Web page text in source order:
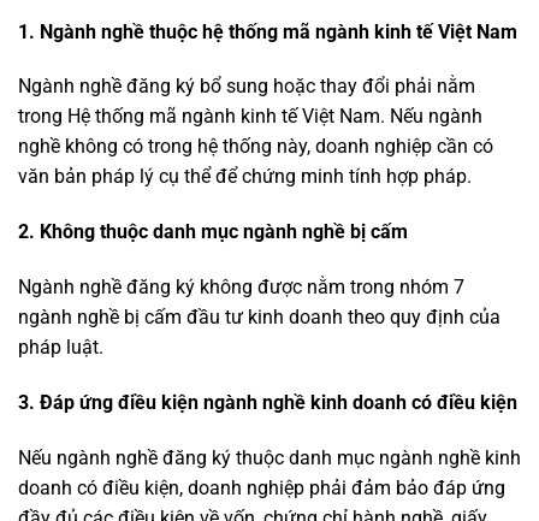
1. Ngành nghề thuộc hệ thống mã ngành kinh tế Việt Nam
Ngành nghề đăng ký bổ sung hoặc thay đổi phải nằm
trong Hệ thống mã ngành kinh tế Việt Nam. Nếu ngành
nghề không có trong hệ thống này, doanh nghiệp cần có
văn bản pháp lý cụ thể để chứng minh tính hợp pháp.
2. Không thuộc danh mục ngành nghề bị cấm
Ngành nghề đăng ký không được nằm trong nhóm 7
ngành nghề bị cấm đầu tư kinh doanh theo quy định của
pháp luật.
3. Đáp ứng điều kiện ngành nghề kinh doanh có điều kiện
Nếu ngành nghề đăng ký thuộc danh mục ngành nghề kinh
doanh có điều kiện, doanh nghiệp phải đảm bảo đáp ứng